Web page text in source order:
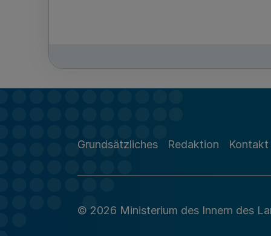
Grundsätzliches Redaktion Kontakt
© 2026 Ministerium des Innern des